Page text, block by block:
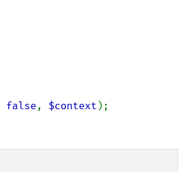
false, $context );